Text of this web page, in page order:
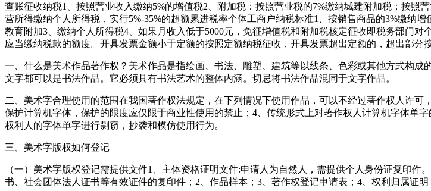
查账征收纳税1、按照营业收入缴纳5%的增值税2、附加税：按照营业税的7%缴纳城建附加税；按
营所得缴纳个人所得税，实行5%-35%的超额累进税率个体工商户纳税标准1、按销售商品的3%缴纳
教育附加3、缴纳个人所得税4、如果月收入低于5000元，免征增值税和附加税核定征收即税务部门
应当缴纳税款的额度。开具发票金额小于定额的按照定额纳税征收，开具发票超出定额的，超出部分
一、什么是美术作品著作权？美术作品是指绘画、书法、雕塑、建筑等以线条、色彩或其他方式构
文字都可以是书法作品。它必须具有书法艺术的整体内涵。切忌将书法作品混同于文字作品。
二、美术字合理使用的范围在我国著作权法规定，在下列情况下使用作品，可以不经过著作权人许
保护计算机字体，保护的限度应仅限于商业性使用的禁止；4、传统形式上对著作权人计算机字体单
权利人的字体单字进行剽窃，抄袭和模仿使用行为。
三、美术字版权如何登记
（一）美术字版权登记需提供文件1、主体资格证明文件:申请人为自然人，需提供个人身份证复印
书、社会团体法人证书等有效证件的复印件；2、作品样本；3、著作权登记申请表；4、权利归属证